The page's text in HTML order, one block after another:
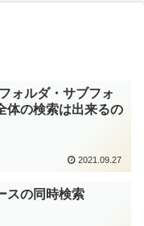
ォルダ・サブフォ
体の検索は出来るの
2021.09.27
スの同時検索